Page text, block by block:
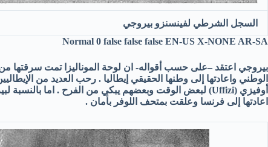
السجل الشرطي لفينسنزو بيروجي
Normal 0 false false false EN-US X-NONE AR-SA
بيروجي اعتقد –على حسب أقواله- ان لوحة الموناليزا تمت سرقتها
الوطني واعادتها إلى وطنها الحقيقي إيطاليا . رحب العديد من
أوفيزي Uffizi)) لبعض الوقت وبعضهم يبكي من الفرح . اما بالنسبة
اعادتها إلى فرنسا وعلقت بمتحف اللوفر بأمان .